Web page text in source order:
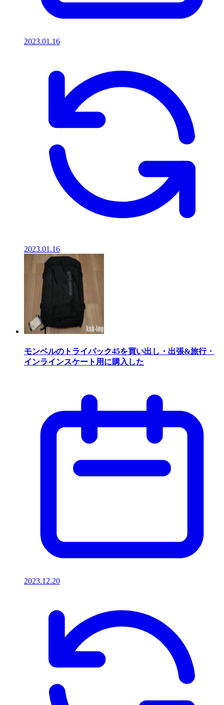
2023.01.16
2023.01.16
モンベルのトライパック45を買い出し・出張&旅行・
インラインスケート用に購入した
2023.12.20